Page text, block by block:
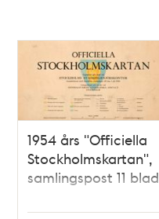
1954 års "Officiella
Stockholmskartan",
samlingspost 11 blad